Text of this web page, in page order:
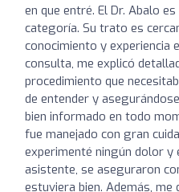
en que entré. El Dr. Abalo
categoría. Su trato es
conocimiento y experiencia
consulta, me explicó
procedimiento que
de entender y
bien informado en todo
fue manejado con gran
experimenté ningún dolor y
asistente, se aseguraron
estuviera bien. Además, me